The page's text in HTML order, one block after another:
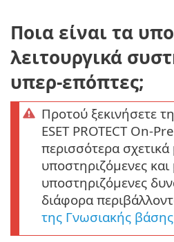
Ποια είναι τα
λειτουργικά
υπερ-επόπτες;
Προτού ξεκινήσετε
ESET PROTECT On-
περισσότερα σχετικά
υποστηριζόμενες και
υποστηριζόμενες
διάφορα
της Γνωσιακής βάσης